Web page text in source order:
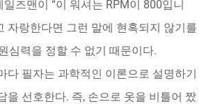
즈맨이 “이 워셔는 RPM이 800입니
자랑한다면 그런 말에 현혹되지 않기를
심력을 정할 수 없기 때문이다.
다 필자는 과학적인 이론으로 설명하기
을 선호한다. 즉, 손으로 옷을 비틀어 짰